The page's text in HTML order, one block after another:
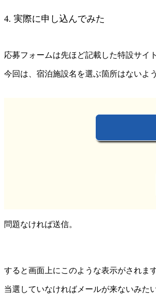
4. 実際に申し込んでみた
応募フォームは先ほど記載した特設サイ
今回は、宿泊施設名を選ぶ箇所はないよ
問題なければ送信。
すると画面上にこのような表示がされます
当選していなければメールが来ないみた